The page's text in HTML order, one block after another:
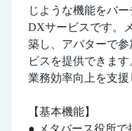
じような機能をバ
DXサービスです。
築し、アバターで
ビスを提供できま
業務効率向上を支援
【基本機能】
● メタバース役所で